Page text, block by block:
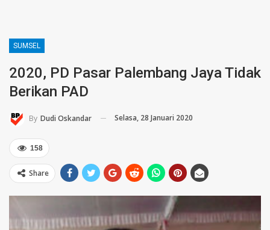
SUMSEL
2020, PD Pasar Palembang Jaya Tidak
Berikan PAD
By Dudi Oskandar Selasa, 28 Januari 2020
158
Share